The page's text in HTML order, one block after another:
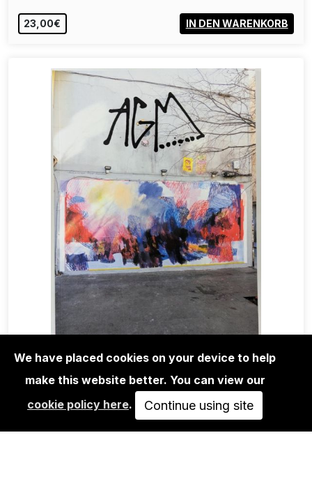
23,00€ IN DEN WARENKORB
ABSTRACT GRAFFITI MAGAZINE
We have placed cookies on your device to help
make this website better. You can view our
cookie policy here. Continue using site